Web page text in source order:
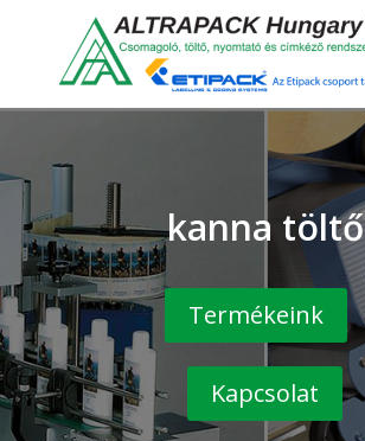
kanna töltő
Termékeink
Kapcsolat